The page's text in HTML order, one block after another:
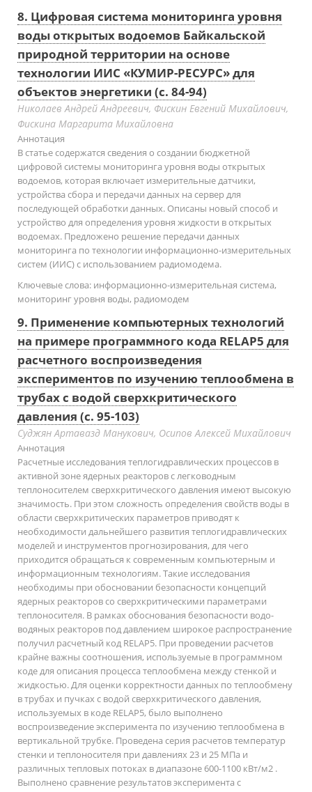
8. Цифровая система мониторинга уровня
воды открытых водоемов Байкальской
природной территории на основе
технологии ИИС «КУМИР-РЕСУРС» для
объектов энергетики (с. 84-94)
Николаев Андрей Андреевич, Фискин Евгений Михайлович,
Фискина Маргарита Михайловна
Аннотация
В статье содержатся сведения о создании бюджетной
цифровой системы мониторинга уровня воды открытых
водоемов, которая включает измерительные датчики,
устройства сбора и передачи данных на сервер для
последующей обработки данных. Описаны новый способ и
устройство для определения уровня жидкости в открытых
водоемах. Предложено решение передачи данных
мониторинга по технологии информационно-измерительных
систем (ИИС) с использованием радиомодема.
Ключевые слова: информационно-измерительная система,
мониторинг уровня воды, радиомодем
9. Применение компьютерных технологий
на примере программного кода RELAP5 для
расчетного воспроизведения
экспериментов по изучению теплообмена в
трубах с водой сверхкритического
давления (с. 95-103)
Суджян Артавазд Манукович, Осипов Алексей Михайлович
Аннотация
Расчетные исследования теплогидравлических процессов в
активной зоне ядерных реакторов с легководным
теплоносителем сверхкритического давления имеют высокую
значимость. При этом сложность определения свойств воды в
области сверхкритических параметров приводят к
необходимости дальнейшего развития теплогидравлических
моделей и инструментов прогнозирования, для чего
приходится обращаться к современным компьютерным и
информационным технологиям. Такие исследования
необходимы при обосновании безопасности концепций
ядерных реакторов со сверхкритическими параметрами
теплоносителя. В рамках обоснования безопасности водо-
водяных реакторов под давлением широкое распространение
получил расчетный код RELAP5. При проведении расчетов
крайне важны соотношения, используемые в программном
коде для описания процесса теплообмена между стенкой и
жидкостью. Для оценки корректности данных по теплообмену
в трубах и пучках с водой сверхкритического давления,
используемых в коде RELAP5, было выполнено
воспроизведение эксперимента по изучению теплообмена в
вертикальной трубке. Проведена серия расчетов температур
стенки и теплоносителя при давлениях 23 и 25 МПа и
различных тепловых потоках в диапазоне 600-1100 кВт/м2 .
Выполнено сравнение результатов эксперимента с